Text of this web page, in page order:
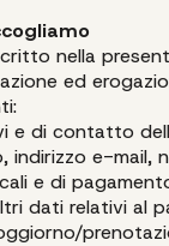
nella
ed
e di contatto
indirizzo e-mail,
e di
dati relativi al